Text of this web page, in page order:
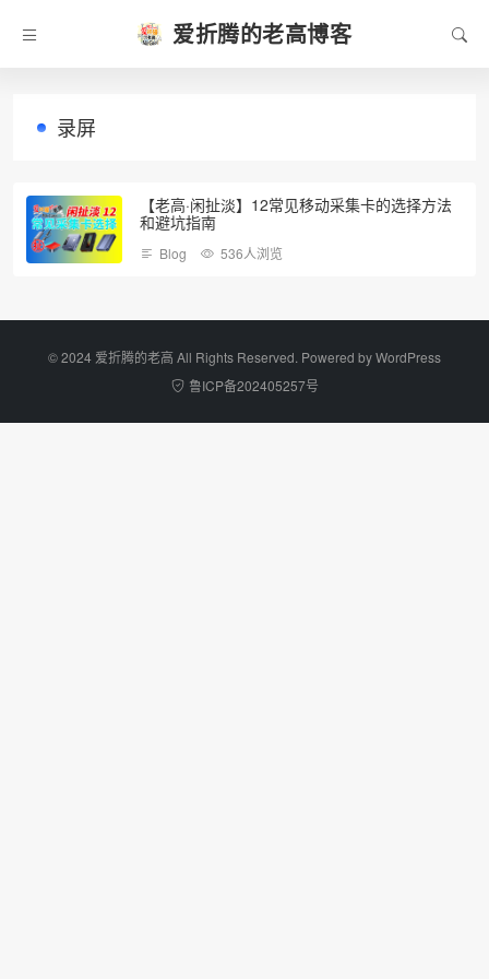
爱折腾的老高博客
录屏
【老高·闲扯淡】12常见移动采集卡的选择方法
和避坑指南
Blog 536人浏览
©️ 2024 爱折腾的老高 All Rights Reserved. Powered byWordPress
鲁ICP备202405257号